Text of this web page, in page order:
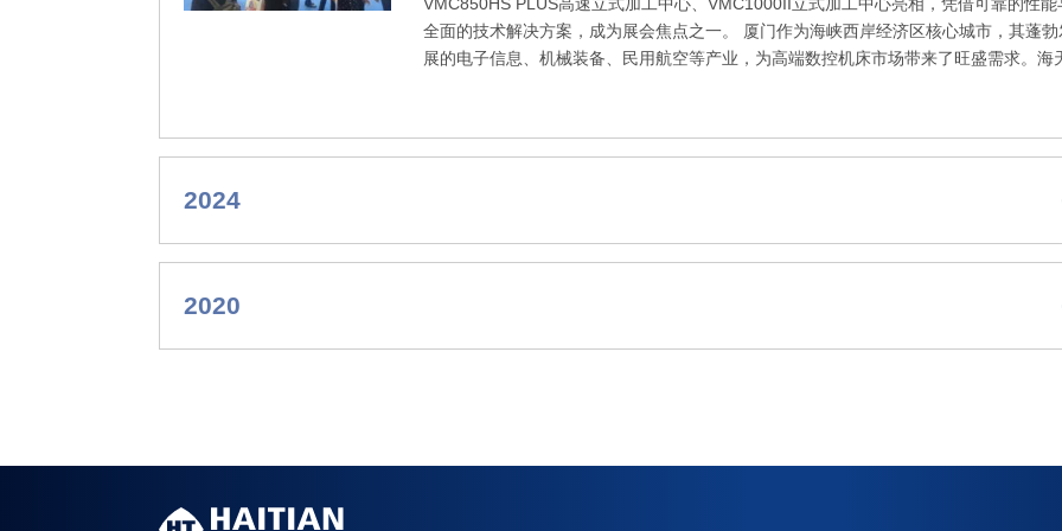
全面的技术解决方案，成为展会焦点之一。 厦门作为海峡西岸经济区核心城市，其蓬勃
展的电子信息、机械装备、民用航空等产业，为高端数控机床市场带来了旺盛需求。海
2024
2020